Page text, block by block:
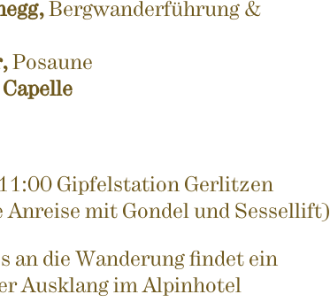
Bergwanderführung &
Posaune
Gipfelstation Gerlitzen
mit Gondel und Sessellift)
an die Wanderung findet ein
Ausklang im Alpinhotel